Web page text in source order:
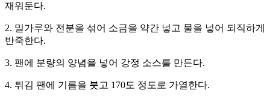
재워둔다.
2. 밀가루와 전분을 섞어 소금을 약간 넣고 물을 넣어 되직하게
반죽한다.
3. 팬에 분량의 양념을 넣어 강정 소스를 만든다.
4. 튀김 팬에 기름을 붓고 170도 정도로 가열한다.